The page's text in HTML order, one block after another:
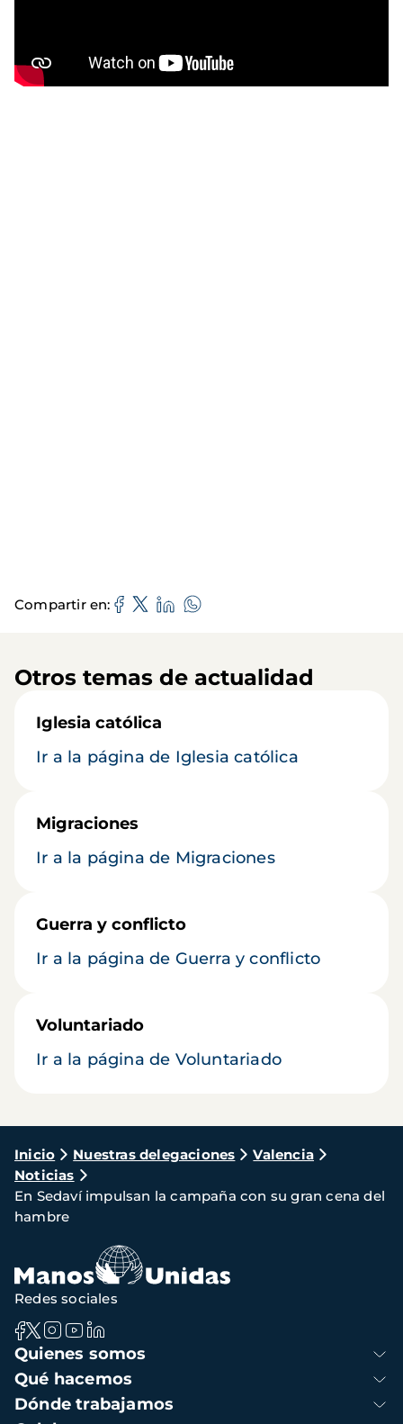
Compartir en
Otros temas de actualidad
Iglesia católica
Ir a la página de Iglesia católica
Migraciones
Ir a la página de Migraciones
Guerra y conflicto
Ir a la página de Guerra y conflicto
Voluntariado
Ir a la página de Voluntariado
Ruta
de
navegación
Inicio Nuestras delegaciones
Valencia
Noticias
En Sedaví impulsan la campaña con su gran cena del
hambre
Navegación
principal
Quienes somos
Qué hacemos
Dónde trabajamos
Redes sociales